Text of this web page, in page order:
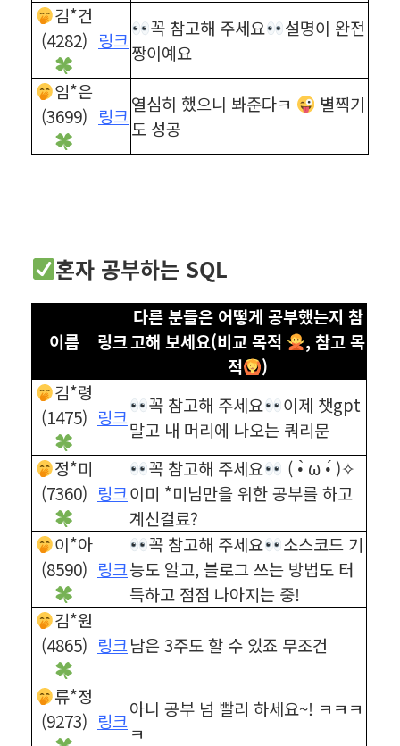
김*건
(4282) 링크
꼭 참고해 주세요
설명이 완전
짱이예요
임*은
(3699) 링크
열심히 했으니 봐준다ㅋ
별찍기
도 성공
혼자 공부하는 SQL
이름 링크
다른 분들은 어떻게 공부했는지 참
고해 보세요(비교 목적
, 참고 목
적
)
김*령
(1475) 링크
꼭 참고해 주세요
이제 챗gpt
말고 내 머리에 나오는 쿼리문
정*미
(7360) 링크
꼭 참고해 주세요
( •̀ ω •́ )✧
이미 *미님만을 위한 공부를 하고
계신걸료?
이*아
(8590) 링크
꼭 참고해 주세요
소스코드 기
능도 알고, 블로그 쓰는 방법도 터
득하고 점점 나아지는 중!
김*원
(4865) 링크남은 3주도 할 수 있죠 무조건
류*정
(9273) 링크
아니 공부 넘 빨리 하세요~! ㅋㅋㅋ
ㅋ